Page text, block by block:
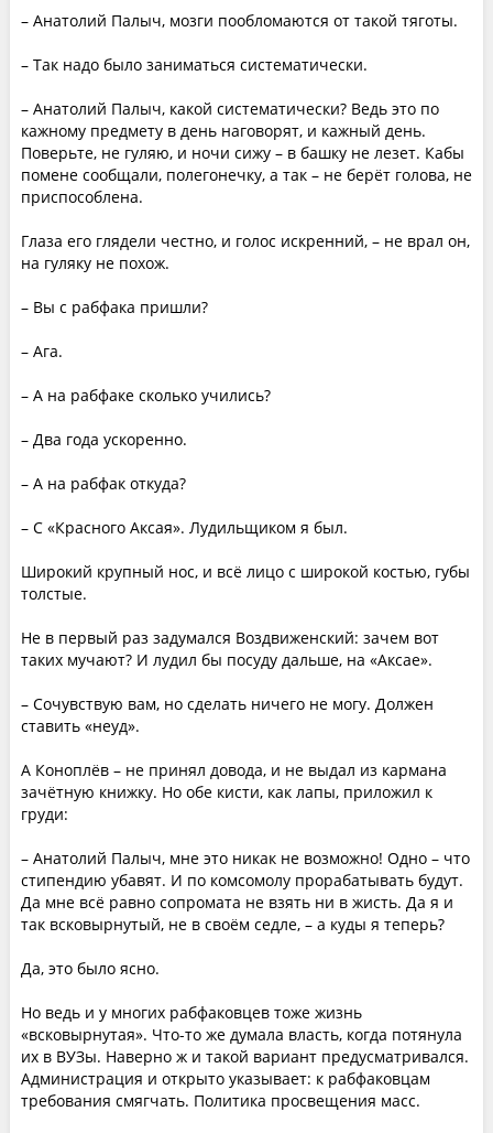
– Анатолий Палыч, мозги пообломаются от такой тяготы.
– Так надо было заниматься систематически.
– Анатолий Палыч, какой систематически? Ведь это по
кажному предмету в день наговорят, и кажный день.
Поверьте, не гуляю, и ночи сижу – в башку не лезет. Кабы
помене сообщали, полегонечку, а так – не берёт голова, не
приспособлена.
Глаза его глядели честно, и голос искренний, – не врал он,
на гуляку не похож.
– Вы с рабфака пришли?
– Ага.
– А на рабфаке сколько учились?
– Два года ускоренно.
– А на рабфак откуда?
– С «Красного Аксая». Лудильщиком я был.
Широкий крупный нос, и всё лицо с широкой костью, губы
толстые.
Не в первый раз задумался Воздвиженский: зачем вот
таких мучают? И лудил бы посуду дальше, на «Аксае».
– Сочувствую вам, но сделать ничего не могу. Должен
ставить «неуд».
А Коноплёв – не принял довода, и не выдал из кармана
зачётную книжку. Но обе кисти, как лапы, приложил к
груди:
– Анатолий Палыч, мне это никак не возможно! Одно – что
стипендию убавят. И по комсомолу прорабатывать будут.
Да мне всё равно сопромата не взять ни в жисть. Да я и
так всковырнутый, не в своём седле, – а куды я теперь?
Да, это было ясно.
Но ведь и у многих рабфаковцев тоже жизнь
«всковырнутая». Что-то же думала власть, когда потянула
их в ВУЗы. Наверно ж и такой вариант предусматривался.
Администрация и открыто указывает: к рабфаковцам
требования смягчать. Политика просвещения масс.